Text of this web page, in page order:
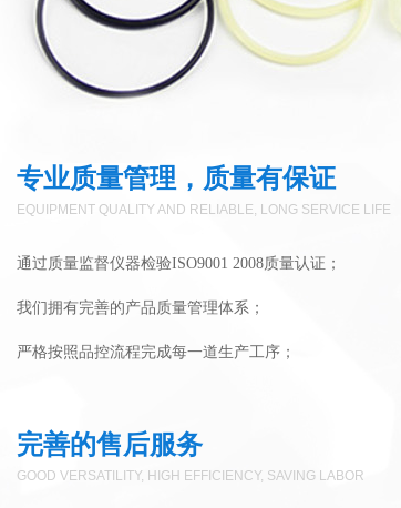
专业质量管理，质量有保证
EQUIPMENT QUALITY AND RELIABLE, LONG SERVICE LIFE
通过质量监督仪器检验ISO9001 2008质量认证；
我们拥有完善的产品质量管理体系；
严格按照品控流程完成每一道生产工序；
完善的售后服务
GOOD VERSATILITY, HIGH EFFICIENCY, SAVING LABOR